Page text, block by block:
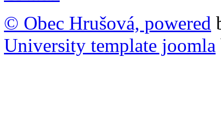
© Obec Hrušová, powered
University template joomla